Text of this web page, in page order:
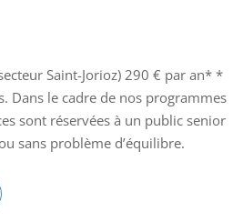
Saint-Jorioz) 290 € par an* *
Dans le cadre de nos programmes
sont réservées à un public senior
sans problème d’équilibre.